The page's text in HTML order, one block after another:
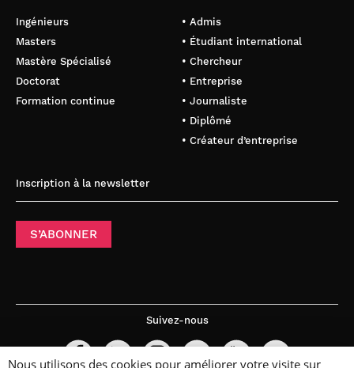
Ingénieurs
Masters
Mastère Spécialisé
Doctorat
Formation continue
• Admis
• Étudiant international
• Chercheur
• Entreprise
• Journaliste
• Diplômé
• Créateur d’entreprise
Inscription à la newsletter
S’ABONNER
Suivez-nous
Nous utilisons des cookies pour améliorer votre visite sur